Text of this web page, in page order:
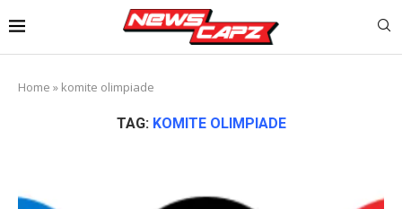
Home » komite olimpiade
TAG: KOMITE OLIMPIADE